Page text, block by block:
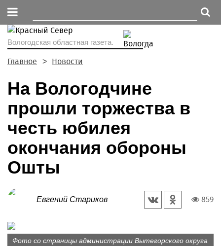
Вологодская областная газета.
Главное Новости
На Вологодчине
прошли торжества в
честь юбилея
окончания обороны
Ошты
Евгений Стариков 859
Фото со страницы администрации Вытегорского округа